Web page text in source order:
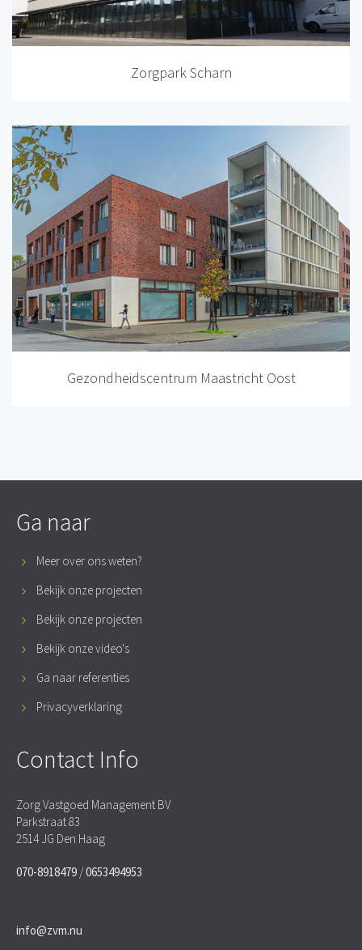
Zorgpark Scharn
Gezondheidscentrum Maastricht Oost
Ga naar
Meer over ons weten?
Bekijk onze projecten
Bekijk onze projecten
Bekijk onze video's
Ga naar referenties
Privacyverklaring
Contact Info
Zorg Vastgoed Management BV
Parkstraat 83
2514 JG Den Haag
070-8918479 /0653494953
info@zvm.nu